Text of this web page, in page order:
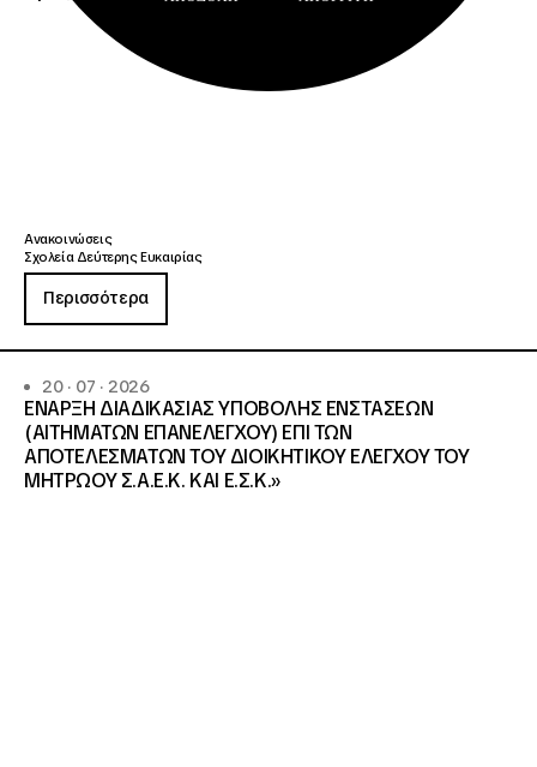
Ανακοινώσεις
Σχολεία Δεύτερης Ευκαιρίας
Περισσότερα
20 · 07 · 2026
ΕΝΑΡΞΗ ΔΙΑΔΙΚΑΣΙΑΣ ΥΠΟΒΟΛΗΣ ΕΝΣΤΑΣΕΩΝ
(ΑΙΤΗΜΑΤΩΝ ΕΠΑΝΕΛΕΓΧΟΥ) ΕΠΙ ΤΩΝ
ΑΠΟΤΕΛΕΣΜΑΤΩΝ ΤΟΥ ΔΙΟΙΚΗΤΙΚΟΥ ΕΛΕΓΧΟΥ ΤΟΥ
ΜΗΤΡΩΟΥ Σ.Α.Ε.Κ. ΚΑΙ Ε.Σ.Κ.»